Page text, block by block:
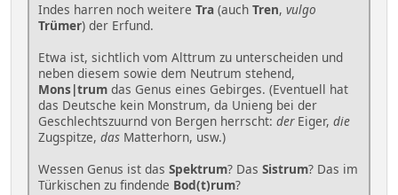
Indes harren noch weitere Tra (auch Tren, vulgo
Trümer) der Erfund.
Etwa ist, sichtlich vom Alttrum zu unterscheiden und
neben diesem sowie dem Neutrum stehend,
Mons|trum das Genus eines Gebirges. (Eventuell hat
das Deutsche kein Monstrum, da Unieng bei der
Geschlechtszuurnd von Bergen herrscht: derEiger, die
Zugspitze, das Matterhorn, usw.)
Wessen Genus ist das Spektrum? Das Sistrum? Das im
Türkischen zu findende Bod(t)rum?